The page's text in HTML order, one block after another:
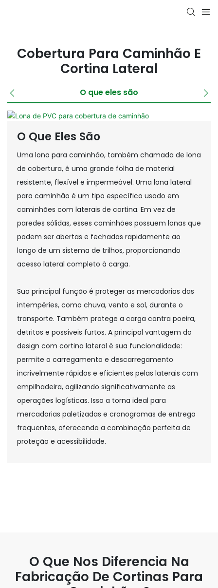
Cobertura Para Caminhão E
Cortina Lateral
O que eles são
O Que Eles São
Uma lona para caminhão, também chamada de lona
de cobertura, é uma grande folha de material
resistente, flexível e impermeável. Uma lona lateral
para caminhão é um tipo específico usado em
caminhões com laterais de cortina. Em vez de
paredes sólidas, esses caminhões possuem lonas que
podem ser abertas e fechadas rapidamente ao
longo de um sistema de trilhos, proporcionando
acesso lateral completo à carga.
Sua principal função é proteger as mercadorias das
intempéries, como chuva, vento e sol, durante o
transporte. Também protege a carga contra poeira,
detritos e possíveis furtos. A principal vantagem do
design com cortina lateral é sua funcionalidade:
permite o carregamento e descarregamento
incrivelmente rápidos e eficientes pelas laterais com
empilhadeira, agilizando significativamente as
operações logísticas. Isso a torna ideal para
mercadorias paletizadas e cronogramas de entrega
frequentes, oferecendo a combinação perfeita de
proteção e acessibilidade.
O Que Nos Diferencia Na
Fabricação De Cortinas Para